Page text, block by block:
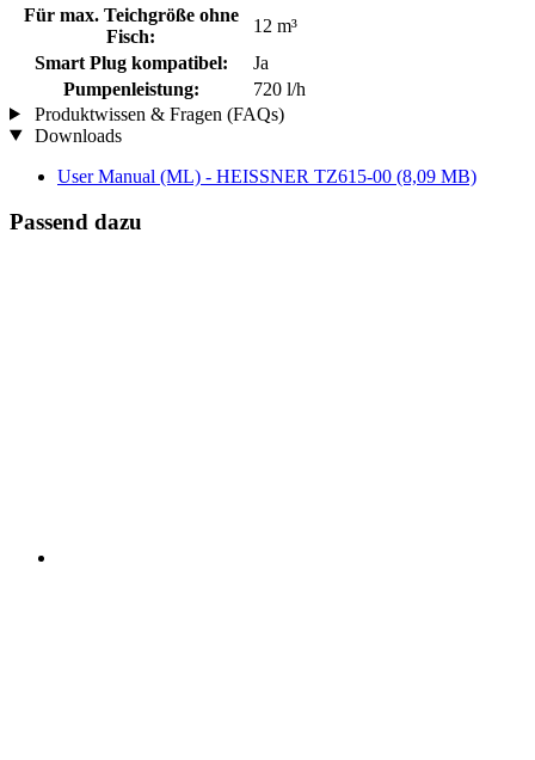
Für max. Teichgröße ohne
Fisch:
12 m³
Smart Plug kompatibel:
Ja
Pumpenleistung:
720 l/h
Produktwissen & Fragen (FAQs)
Downloads
User Manual (ML) - HEISSNER TZ615-00 (8,09 MB)
Passend dazu